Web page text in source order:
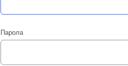
Парола